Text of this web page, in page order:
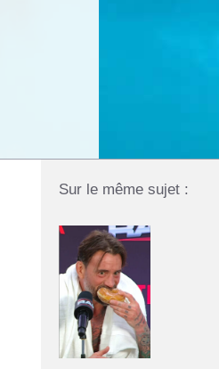
Sur le même sujet :